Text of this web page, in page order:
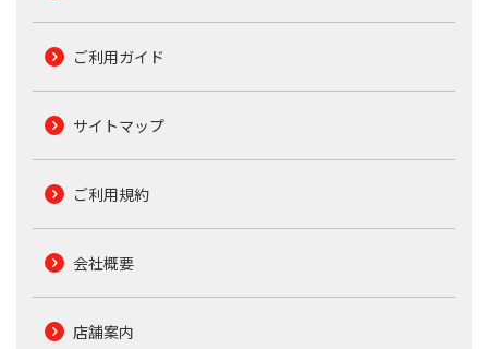
ご利用ガイド
サイトマップ
ご利用規約
会社概要
店舗案内